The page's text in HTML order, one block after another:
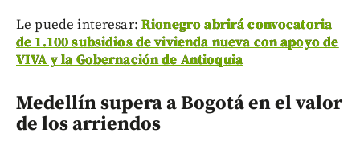
Le puede interesar: Rionegro abrirá convocatoria
de 1.100 subsidios de vivienda nueva con apoyo de
VIVA y la Gobernación de Antioquia
Medellín supera a Bogotá en el valor
de los arriendos